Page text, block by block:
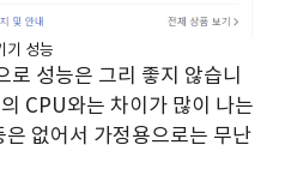
기 성능
성능은 그리 좋지 않습니
CPU와는 차이가 많이 나는
없어서 가정용으로는 무난